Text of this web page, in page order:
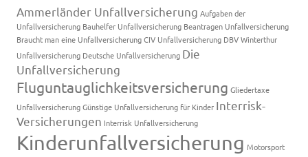
Ammerländer Unfallversicherung Aufgaben der
Unfallversicherung Bauhelfer Unfallversicherung Beantragen Unfallversicherung
Braucht man eine UnfallversicherungCIV Unfallversicherung DBV Winterthur
Unfallversicherung Deutsche Unfallversicherung Die
Unfallversicherung
Fluguntauglichkeitsversicherung Gliedertaxe
UnfallversicherungGünstige Unfallversicherung für Kinder Interrisk-
Versicherungen Interrisk Unfallversicherung
Kinderunfallversicherung Motorsport